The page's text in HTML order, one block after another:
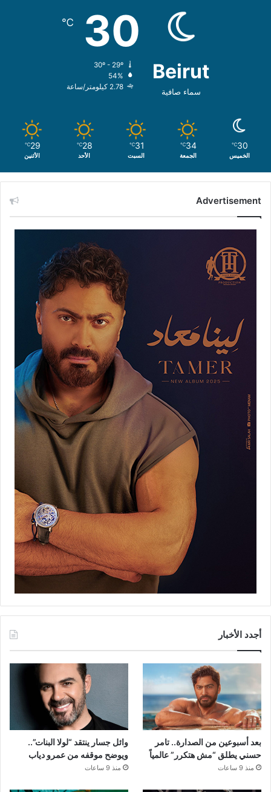
Beirut
سماء صافية
30
℃
54%
2.78 كيلومتر/ساعة
30
℃
الخميس
34
℃
الجمعة
31
℃
السبت
28
℃
الأحد
29
℃
الأثنين
Advertisement
أجدد الأخبار
بعد أسبوعين من الصدارة.. تامر
حسني يطلق “مش هتكرر” عالمياً
منذ 9 ساعات
وائل جسار ينتقد “لولا البنات”..
ويوضح موقفه من عمرو دياب
منذ 9 ساعات